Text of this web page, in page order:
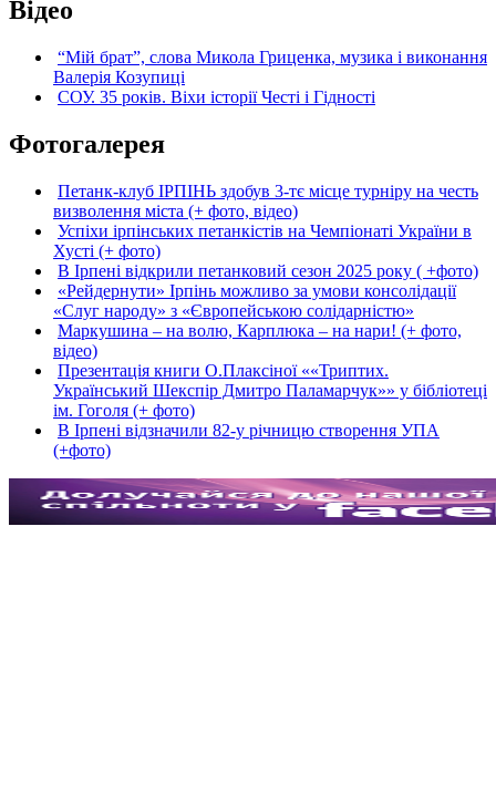
Відео
“Мій брат”, слова Микола Гриценка, музика і виконання
Валерія Козупиці
СОУ. 35 років. Віхи історії Честі і Гідності
Фотогалерея
Петанк-клуб ІРПІНЬ здобув 3-тє місце турніру на честь
визволення міста (+ фото, відео)
Успіхи ірпінських петанкістів на Чемпіонаті України в
Хусті (+ фото)
В Ірпені відкрили петанковий сезон 2025 року ( +фото)
«Рейдернути» Ірпінь можливо за умови консолідації
«Слуг народу» з «Європейською солідарністю»
Маркушина – на волю, Карплюка – на нари! (+ фото,
відео)
Презентація книги О.Плаксіної ««Триптих.
Український Шекспір Дмитро Паламарчук»» у бібліотеці
ім. Гоголя (+ фото)
В Ірпені відзначили 82-у річницю створення УПА
(+фото)